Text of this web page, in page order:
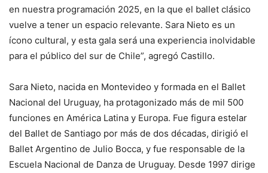
en nuestra programación 2025, en la que el ballet clásico
vuelve a tener un espacio relevante. Sara Nieto es un
ícono cultural, y esta gala será una experiencia inolvidable
para el público del sur de Chile”, agregó Castillo.
Sara Nieto, nacida en Montevideo y formada en el Ballet
Nacional del Uruguay, ha protagonizado más de mil 500
funciones en América Latina y Europa. Fue figura estelar
del Ballet de Santiago por más de dos décadas, dirigió el
Ballet Argentino de Julio Bocca, y fue responsable de la
Escuela Nacional de Danza de Uruguay. Desde 1997 dirige